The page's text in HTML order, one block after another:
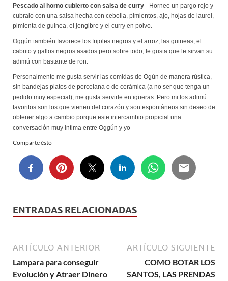
Pescado al horno cubierto con salsa de curry– Hornee un pargo rojo y
cubralo con una salsa hecha con cebolla, pimientos, ajo, hojas de laurel,
pimienta de guinea, el jengibre y el curry en polvo.
Oggún también favorece los frijoles negros y el arroz, las guineas, el
cabrito y gallos negros asados pero sobre todo, le gusta que le sirvan su
adimú con bastante de ron.
Personalmente me gusta servir las comidas de Ogún de manera rústica,
sin bandejas platos de porcelana o de cerámica (a no ser que tenga un
pedido muy especial), me gusta servirle en igüeras. Pero mi los adimú
favoritos son los que vienen del corazón y son espontáneos sin deseo de
obtener algo a cambio porque este intercambio propicial una
conversación muy intima entre Oggún y yo
Comparte ésto
ENTRADAS RELACIONADAS
ARTÍCULO ANTERIOR
Lampara para conseguir
Evolución y Atraer Dinero
ARTÍCULO SIGUIENTE
COMO BOTAR LOS
SANTOS, LAS PRENDAS